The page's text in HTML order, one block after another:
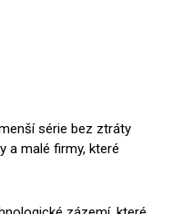
série bez ztráty
a malé firmy, které